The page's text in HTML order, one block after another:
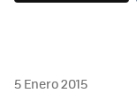
5 Enero 2015